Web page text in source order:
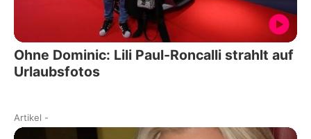
Ohne Dominic: Lili Paul-Roncalli strahlt auf
Urlaubsfotos
Artikel -